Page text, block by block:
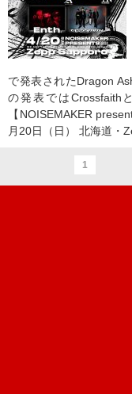
で発表されたDragon
の発表ではCrossfaith
【NOISEMAKER
月20日（日） 北海道・
1